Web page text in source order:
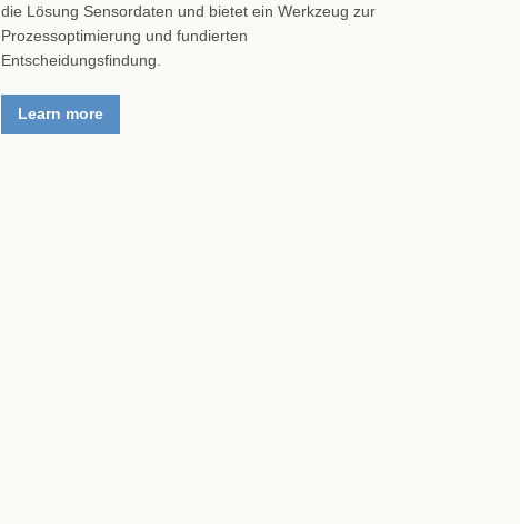
die Lösung Sensordaten und bietet ein Werkzeug zur
Prozessoptimierung und fundierten
Entscheidungsfindung.
Learn more